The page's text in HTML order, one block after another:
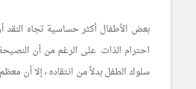
بعض الأطفال أكثر حساسية تجاه
احترام الذات. على الرغم من أن
سلوك الطفل بدلاً من انتقاده ، إلا أن